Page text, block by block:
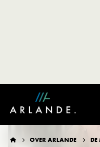
  OVER ARLANDE  DE